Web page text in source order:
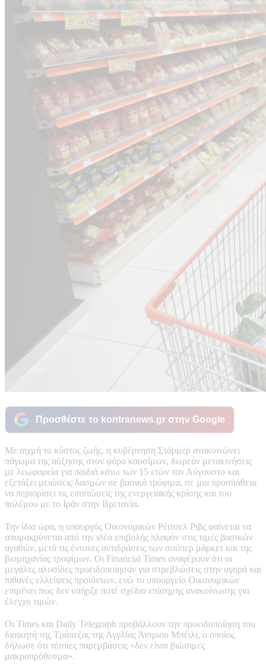
Προσθέστε το kontranews.gr στην Google
Με αιχμή το κόστος ζωής, η κυβέρνηση Στάρμερ ανακοινώνει
πάγωμα της αύξησης στον φόρο καυσίμων, δωρεάν μετακινήσεις
με λεωφορεία για παιδιά κάτω των 15 ετών τον Αύγουστο και
εξετάζει μειώσεις δασμών σε βασικά τρόφιμα, σε μια προσπάθεια
να περιορίσει τις επιπτώσεις της ενεργειακής κρίσης και του
πολέμου με το Ιράν στην Βρετανία.
Την ίδια ώρα, η υπουργός Οικονομικών Ρέιτσελ Ριβς φαίνεται να
απομακρύνεται από την ιδέα επιβολής πλαφόν στις τιμές βασικών
αγαθών, μετά τις έντονες αντιδράσεις των σούπερ μάρκετ και της
βιομηχανίας τροφίμων. Οι Financial Times αναφέρουν ότι οι
μεγάλες αλυσίδες προειδοποίησαν για στρεβλώσεις στην αγορά και
πιθανές ελλείψεις προϊόντων, ενώ το υπουργείο Οικονομικών
επιμένει πως δεν υπήρξε ποτέ σχέδιο επίσημης ανακοίνωσης για
έλεγχο τιμών.
Οι Times και Daily Telegraph προβάλλουν την προειδοποίηση του
διοικητή της Τράπεζας της Αγγλίας Άντριου Μπέιλι, ο οποίος
δήλωσε ότι τέτοιες παρεμβάσεις «δεν είναι βιώσιμες
μακροπρόθεσμα».